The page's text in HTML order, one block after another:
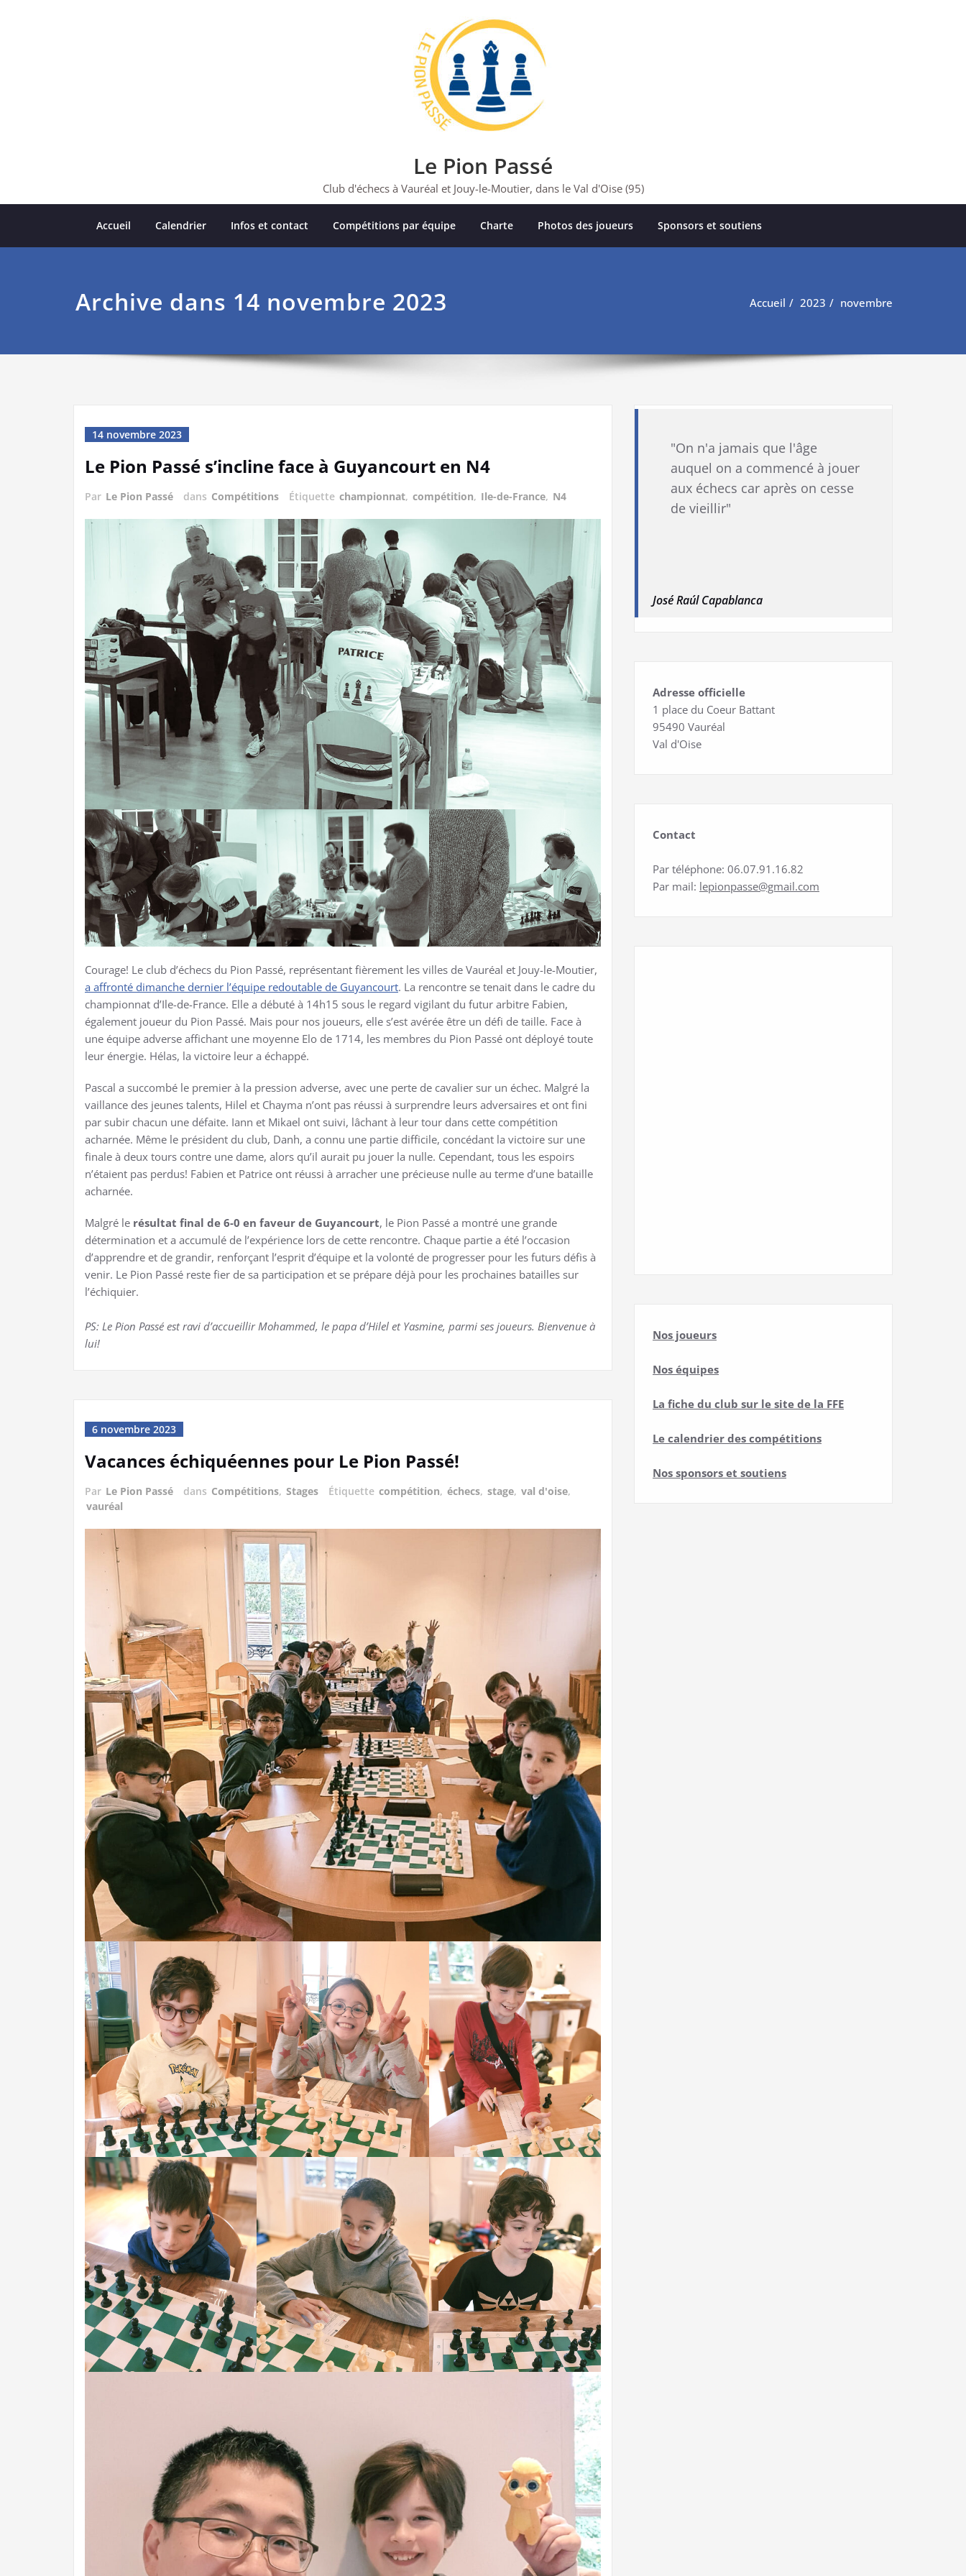
Le Pion Passé
Club d'échecs à Vauréal et Jouy-le-Moutier, dans le Val d'Oise (95)
Accueil Calendrier Infos et contact Compétitions par équipe Charte Photos des joueurs Sponsors et soutiens
Archive dans 14 novembre 2023 Accueil 2023 novembre
14 novembre 2023
Le Pion Passé s’incline face à Guyancourt en N4
Par Le Pion Passé dans Compétitions Étiquette championnat, compétition, Ile-de-France, N4
Courage! Le club d’échecs du Pion Passé, représentant fièrement les villes de Vauréal et Jouy-le-Moutier,
a affronté dimanche dernier l’équipe redoutable de Guyancourt. La rencontre se tenait dans le cadre du
championnat d’Ile-de-France. Elle a débuté à 14h15 sous le regard vigilant du futur arbitre Fabien,
également joueur du Pion Passé. Mais pour nos joueurs, elle s’est avérée être un défi de taille. Face à
une équipe adverse affichant une moyenne Elo de 1714, les membres du Pion Passé ont déployé toute
leur énergie. Hélas, la victoire leur a échappé.
Pascal a succombé le premier à la pression adverse, avec une perte de cavalier sur un échec. Malgré la
vaillance des jeunes talents, Hilel et Chayma n’ont pas réussi à surprendre leurs adversaires et ont fini
par subir chacun une défaite. Iann et Mikael ont suivi, lâchant à leur tour dans cette compétition
acharnée. Même le président du club, Danh, a connu une partie difficile, concédant la victoire sur une
finale à deux tours contre une dame, alors qu’il aurait pu jouer la nulle. Cependant, tous les espoirs
n’étaient pas perdus! Fabien et Patrice ont réussi à arracher une précieuse nulle au terme d’une bataille
acharnée.
Malgré le résultat final de 6-0 en faveur de Guyancourt, le Pion Passé a montré une grande
détermination et a accumulé de l’expérience lors de cette rencontre. Chaque partie a été l’occasion
d’apprendre et de grandir, renforçant l’esprit d’équipe et la volonté de progresser pour les futurs défis à
venir. Le Pion Passé reste fier de sa participation et se prépare déjà pour les prochaines batailles sur
l’échiquier.
PS: Le Pion Passé est ravi d’accueillir Mohammed, le papa d’Hilel et Yasmine, parmi ses joueurs. Bienvenue à
lui!
6 novembre 2023
Vacances échiquéennes pour Le Pion Passé!
Par Le Pion Passé dans Compétitions, Stages Étiquette compétition, échecs, stage, val d'oise,
vauréal
"On n'a jamais que l'âge
auquel on a commencé à jouer
aux échecs car après on cesse
de vieillir"
José Raúl Capablanca
Adresse officielle
1 place du Coeur Battant
95490 Vauréal
Val d'Oise
Contact
Par téléphone: 06.07.91.16.82
Par mail: lepionpasse@gmail.com
Nos joueurs
Nos équipes
La fiche du club sur le site de la FFE
Le calendrier des compétitions
Nos sponsors et soutiens